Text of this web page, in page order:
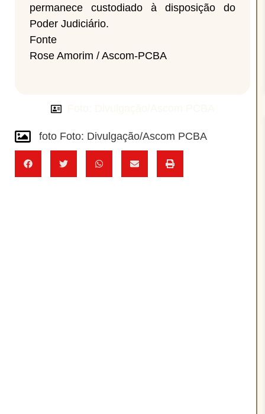
permanece custodiado à disposição do
Poder Judiciário.
Fonte
Rose Amorim / Ascom-PCBA
foto Foto: Divulgação/Ascom PCBA